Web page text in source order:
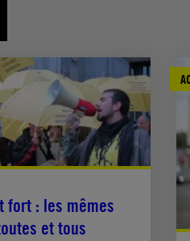
fort : les mêmes
et tous